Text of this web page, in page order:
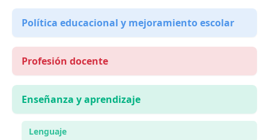
Política educacional y mejoramiento escolar
Profesión docente
Enseñanza y aprendizaje
Lenguaje